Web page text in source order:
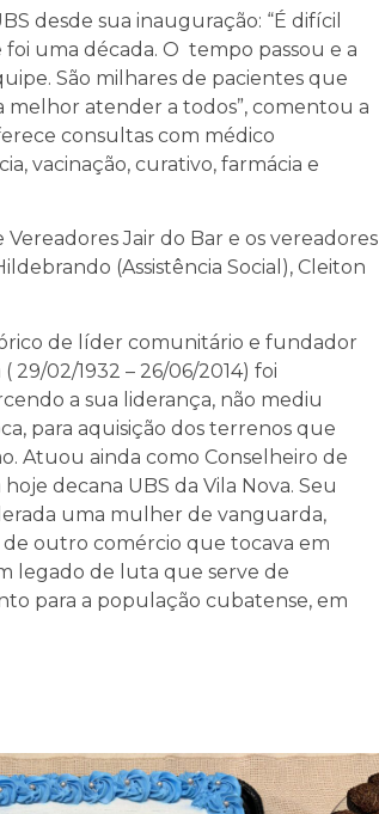
desde sua inauguração: “É difícil
uma década. O tempo passou e a
São milhares de pacientes que
melhor atender a todos”, comentou a
consultas com médico
vacinação, curativo, farmácia e
Jair do Bar e os vereadores
(Assistência Social), Cleiton
de líder comunitário e fundador
29/02/1932 – 26/06/2014) foi
a sua liderança, não mediu
para aquisição dos terrenos que
Atuou ainda como Conselheiro de
decana UBS da Vila Nova. Seu
uma mulher de vanguarda,
outro comércio que tocava em
legado de luta que serve de
para a população cubatense, em